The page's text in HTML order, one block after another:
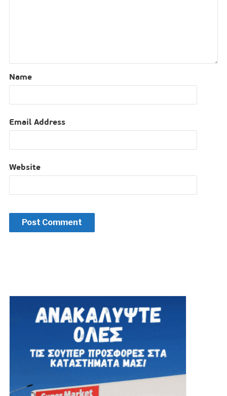
Name
Email Address
Website